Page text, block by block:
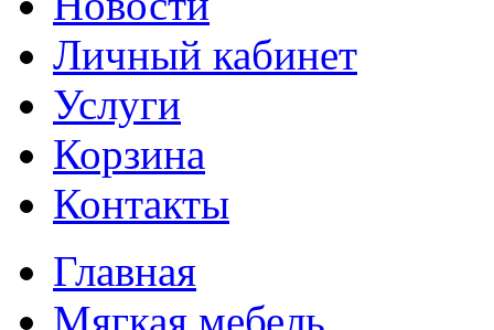
Личный кабинет
Услуги
Корзина
Контакты
Главная